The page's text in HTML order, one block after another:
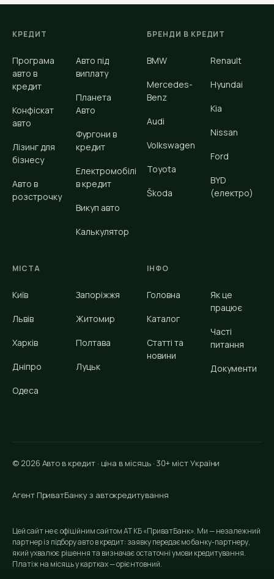
КРЕДИТ
Програма
авто в
кредит
Конфіскат
авто
Лізинг для
бізнесу
Авто в
розстрочку
Авто під
виплату
Планета
Авто
Фургони в
кредит
Електромобілі
в кредит
Викуп авто
Калькулятор
БРЕНДИ В КРЕДИТ
BMW
Mercedes-
Benz
Audi
Volkswagen
Toyota
Škoda
Renault
Hyundai
Kia
Nissan
Ford
BYD
(електро)
МІСТА
Київ
Львів
Харків
Дніпро
Одеса
Запоріжжя
Житомир
Полтава
Луцьк
ІНФО
Головна
Каталог
Статті та
новини
Як це
працює
Часті
питання
Документи
© 2026 Авто в кредит · ціна в місяць · 30+ міст України
Агент ПриватБанку з автокредитування
Цей сайт не є офіційним сайтом АТ КБ «ПриватБанк». Ми — незалежний
партнер із підбору авто в кредит: заявку передаємо банку-партнеру,
який ухвалює рішення та визначає остаточні умови кредитування.
Платіж на місяць у картках — орієнтовний.